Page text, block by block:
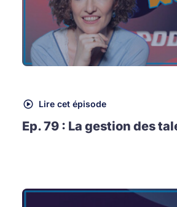
Lire cet épisode
Ep. 79 : La gestion des